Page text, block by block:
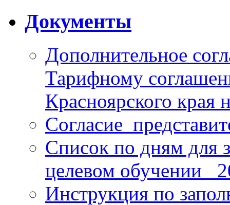
Документы
Дополнительное
Тарифному
Красноярского края
Список по дням для
целевом обучении_
Инструкция по